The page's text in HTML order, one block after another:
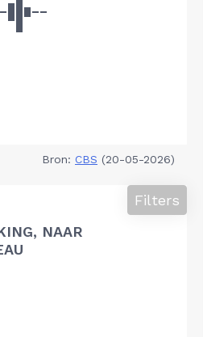
Bron: CBS (20-05-2026)
NAAR
Filters